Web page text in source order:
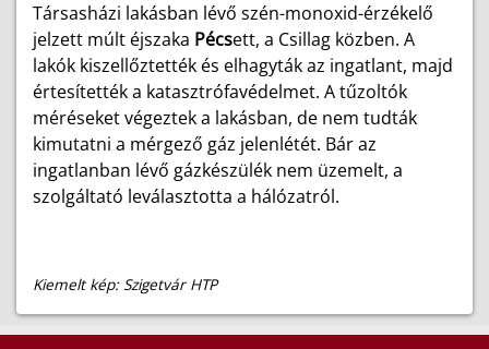
Társasházi lakásban lévő szén-monoxid-érzékelő
jelzett múlt éjszaka Pécsett, a Csillag közben. A
lakók kiszellőztették és elhagyták az ingatlant, majd
értesítették a katasztrófavédelmet. A tűzoltók
méréseket végeztek a lakásban, de nem tudták
kimutatni a mérgező gáz jelenlétét. Bár az
ingatlanban lévő gázkészülék nem üzemelt, a
szolgáltató leválasztotta a hálózatról.
Kiemelt kép: Szigetvár HTP